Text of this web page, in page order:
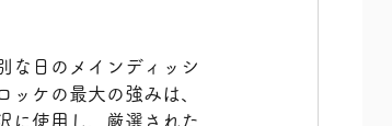
な日のメインディッシ
ッケの最大の強みは、
に使用し、厳選された